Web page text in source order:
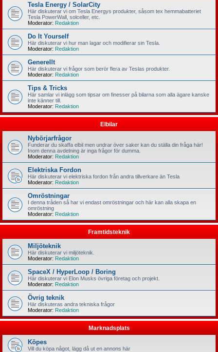
Tesla Energy / SolarCity
Här diskuterar vi om Tesla Energys produkter, såsom tex hemmabatteriet
Tesla PowerWall, solceller, etc.
Moderator: Redaktion
Do It Yourself
Här diskuterar vi hur man lagar och modifierar sin Tesla.
Moderator: Redaktion
Generellt
Här diskuterar vi frågor som berör flera av Teslas produkter.
Moderator: Redaktion
Tips & Tricks
Här samlar vi inlägg som tipsar om finesser på bilarna som alla ägare kanske
inte känner till.
Moderator: Redaktion
Elbilar
Nybörjarfrågor
Funderar du skaffa elbil men undrar över saker kan du ställa din fråga här!
Inom denna avdelning är inga frågor för dumma.
Moderator: Redaktion
Elektriska Fordon
Här diskuterar vi elektriska fordon från andra tillverkare än Tesla
Moderator: Redaktion
Omröstningar
I denna tråden så har vi endast omröstningar och här kan alla skapa en
omröstning
Moderator: Redaktion
Framtidsteknik
Miljöteknik
Här diskuterar vi miljöteknik.
Moderator: Redaktion
SpaceX / HyperLoop / Boring
Här diskuterar vi Elon Musks övriga företag och projekt.
Moderator: Redaktion
Övrig teknik
Här diskuteras andra tekniska frågor
Moderator: Redaktion
Marknadsplats
Köpes
Vill du köpa något, lägg då ut en annons här